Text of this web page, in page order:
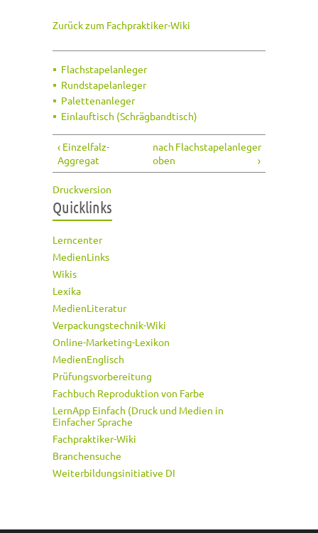
Zurück zum Fachpraktiker-Wiki
Flachstapelanleger
Rundstapelanleger
Palettenanleger
Einlauftisch (Schrägbandtisch)
‹ Einzelfalz-
Aggregat
nach
oben
Flachstapelanleger
›
Druckversion
Quicklinks
Lerncenter
MedienLinks
Wikis
Lexika
MedienLiteratur
Verpackungstechnik-Wiki
Online-Marketing-Lexikon
MedienEnglisch
Prüfungsvorbereitung
Fachbuch Reproduktion von Farbe
LernApp Einfach (Druck und Medien in
Einfacher Sprache
Fachpraktiker-Wiki
Branchensuche
Weiterbildungsinitiative DI